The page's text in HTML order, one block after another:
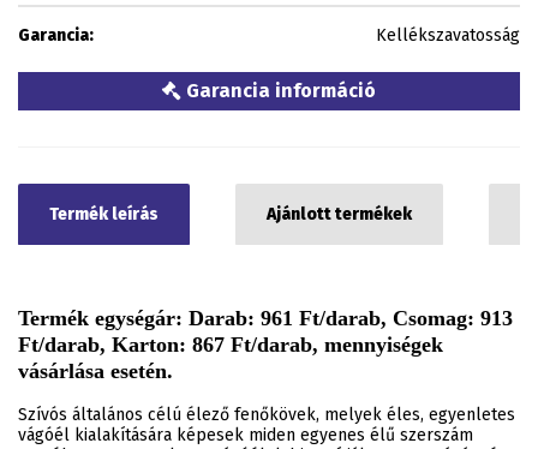
Garancia: Kellékszavatosság
Garancia információ
Termék leírás Ajánlott termékek
Termék egységár: Darab: 961 Ft/darab, Csomag: 913
Ft/darab, Karton: 867 Ft/darab, mennyiségek
vásárlása esetén.
Szívós általános célú élező fenőkövek, melyek éles, egyenletes
vágóél kialakítására képesek miden egyenes élű szerszám